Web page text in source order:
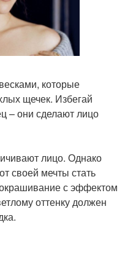
которые
щечек. Избегай
– они сделают лицо
лицо. Однако
своей мечты стать
с эффектом
оттенку должен